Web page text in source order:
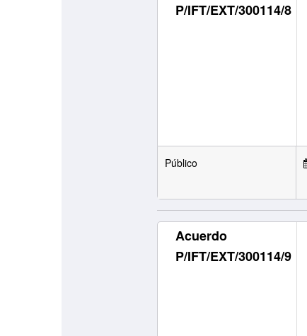
P/IFT/EXT/300114/8
Público
Acuerdo
P/IFT/EXT/300114/9